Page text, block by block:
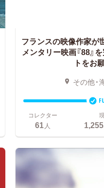
フランスの映像作家が
メンタリー映画『88』
トをお
その他・
コレクター
61人